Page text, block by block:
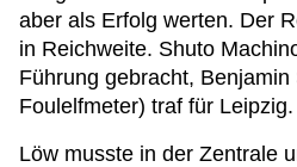
aber als Erfolg werten. Der
in Reichweite. Shuto
Führung gebracht, Benjamin
Foulelfmeter) traf für Leipzig.
Löw musste in der Zentrale